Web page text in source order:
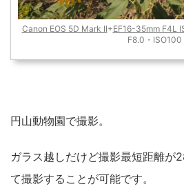
Canon EOS 5D Mark II+EF16-35mm F4L
F8.0・ISO100
円山動物園で撮影。
ガラス越しだけど撮影最短距離が
て撮影することが可能です。